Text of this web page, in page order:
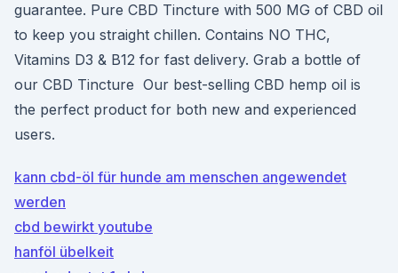
guarantee. Pure CBD Tincture with 500 MG of CBD oil
to keep you straight chillen. Contains NO THC,
Vitamins D3 & B12 for fast delivery. Grab a bottle of
our CBD Tincture Our best-selling CBD hemp oil is
the perfect product for both new and experienced
users.
kann cbd-öl für hunde am menschen angewendet
werden
cbd bewirkt youtube
hanföl übelkeit